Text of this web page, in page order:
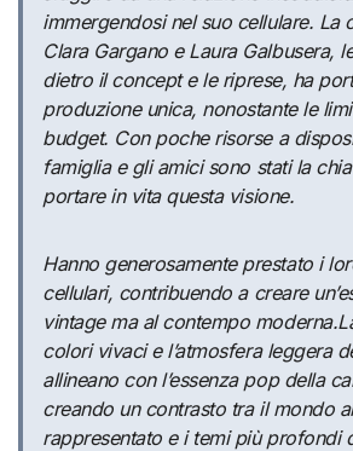
immergendosi nel suo cellulare. La
Clara Gargano e Laura Galbusera,
dietro il concept e le riprese, ha
produzione unica, nonostante le
budget. Con poche risorse a
famiglia e gli amici sono stati la
portare in vita questa visione.
Hanno generosamente prestato i
cellulari, contribuendo a creare
vintage ma al contempo moderna.
colori vivaci e l’atmosfera leggera
allineano con l’essenza pop della
creando un contrasto tra il mondo
rappresentato e i temi più profondi